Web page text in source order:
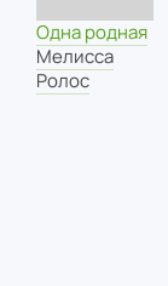
Одна родная
Мелисса
Ролос